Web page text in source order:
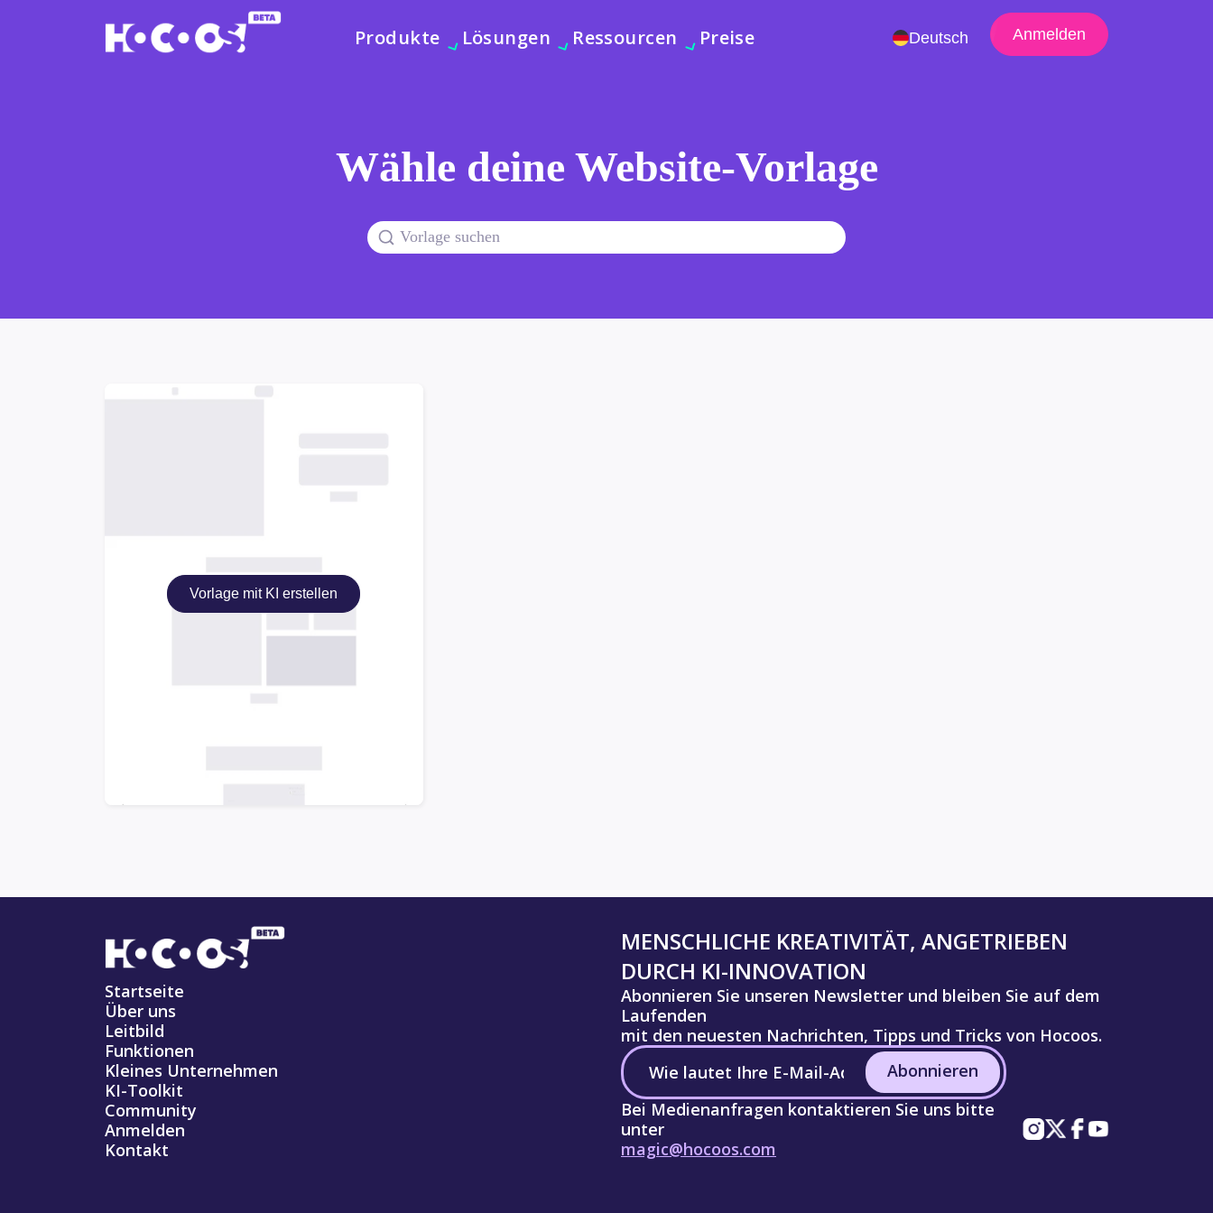
Produkte Lösungen Ressourcen Preise Deutsch Anmelden
Wähle deine Website-Vorlage
Vorlage mit KI erstellen
Startseite
Über uns
Leitbild
Funktionen
Kleines Unternehmen
KI-Toolkit
Community
Anmelden
Kontakt
MENSCHLICHE KREATIVITÄT, ANGETRIEBEN
DURCH KI-INNOVATION
Abonnieren Sie unseren Newsletter und bleiben Sie auf dem
Laufenden
mit den neuesten Nachrichten, Tipps und Tricks von Hocoos.
Abonnieren
Bei Medienanfragen kontaktieren Sie uns bitte
unter
magic@hocoos.com